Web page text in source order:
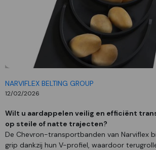
NARVIFLEX BELTING GROUP
12/02/2026
Wilt u aardappelen veilig en efficiënt
op steile of natte trajecten?
De Chevron-transportbanden van Narviflex
grip dankzij hun V-profiel, waardoor